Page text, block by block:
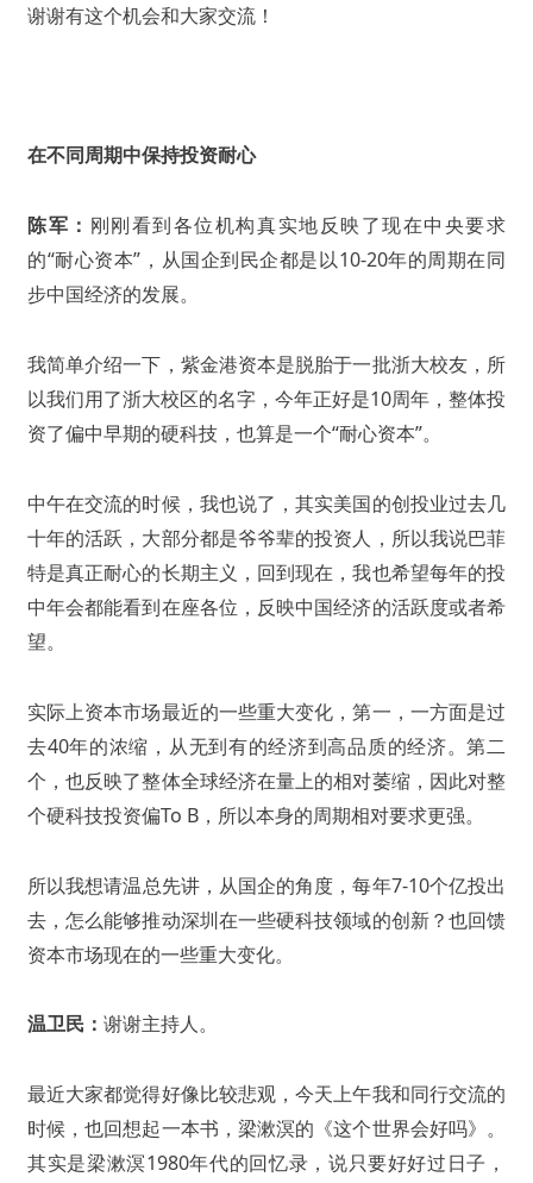
谢谢有这个机会和大家交流！
在不同周期中保持投资耐心
陈军： 刚刚看到各位机构真实地反映了现在中央要求
的“耐心资本”，从国企到民企都是以10-20年的周期在同
步中国经济的发展。
我简单介绍一下，紫金港资本是脱胎于一批浙大校友，所
以我们用了浙大校区的名字，今年正好是10周年，整体投
资了偏中早期的硬科技，也算是一个“耐心资本”。
中午在交流的时候，我也说了，其实美国的创投业过去几
十年的活跃，大部分都是爷爷辈的投资人，所以我说巴菲
特是真正耐心的长期主义，回到现在，我也希望每年的投
中年会都能看到在座各位，反映中国经济的活跃度或者希
望。
实际上资本市场最近的一些重大变化，第一，一方面是过
去40年的浓缩，从无到有的经济到高品质的经济。第二
个，也反映了整体全球经济在量上的相对萎缩，因此对整
个硬科技投资偏To B，所以本身的周期相对要求更强。
所以我想请温总先讲，从国企的角度，每年7-10个亿投出
去，怎么能够推动深圳在一些硬科技领域的创新？也回馈
资本市场现在的一些重大变化。
温卫民： 谢谢主持人。
最近大家都觉得好像比较悲观，今天上午我和同行交流的
时候，也回想起一本书，梁漱溟的《这个世界会好吗》。
其实是梁漱溟1980年代的回忆录，说只要好好过日子，